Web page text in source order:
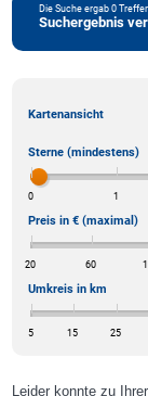
Leider konnte zu
Die Suche ergab0Treffer
Suchergebnis
Kartenansicht
Sterne (mindestens)
0 1
Preis in € (maximal)
20 60
Umkreis in km
5 15 25